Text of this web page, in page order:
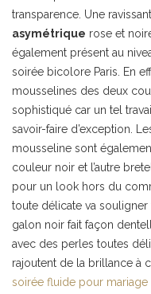
transparence. Une
asymétrique rose et
également présent au
soirée bicolore Paris. En
mousselines des deux
sophistiqué car un tel
savoir-faire d’exception.
mousseline sont
couleur noir et l’autre
pour un look hors du
toute délicate va souligner
galon noir fait façon
avec des perles toutes
rajoutent de la brillance à
soirée fluide pour mariage